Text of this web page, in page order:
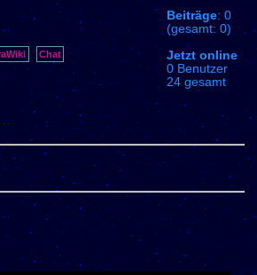
Beiträge: 0
(gesamt: 0)
Jetzt online
0 Benutzer
24 gesamt
Chat